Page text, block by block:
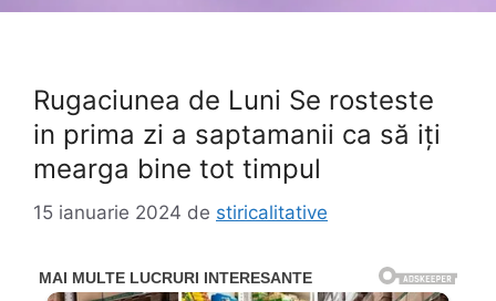
Rugaciunea de Luni Se rosteste
in prima zi a saptamanii ca să iți
mearga bine tot timpul
15 ianuarie 2024 de stiricalitative